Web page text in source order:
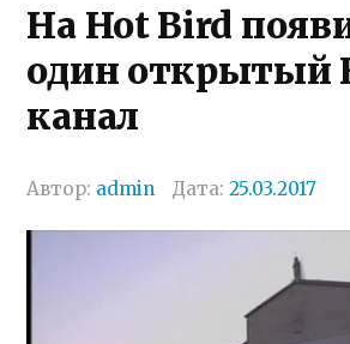
На Hot Bird
один открытый
канал
Автор: admin Дата:25.03.2017